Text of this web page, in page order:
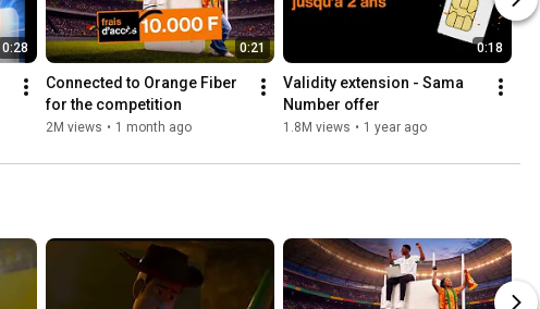
0:28 0:21
Connected to Orange Fiber
for the competition
2M views • 1 month ago
0:18
Validity extension - Sama
Number offer
1.8M views • 1 year ago